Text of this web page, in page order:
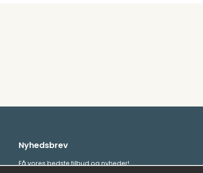
Nyhedsbrev
Få vores bedste tilbud og nyheder!